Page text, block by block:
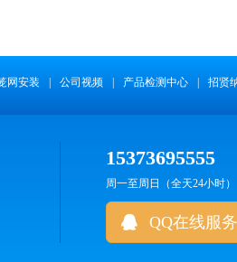
网安装 公司视频 产品检测中心 招贤
15373695555
周一至周日（全天24小时）
QQ在线服务